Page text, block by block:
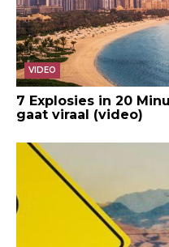
VIDEO
7 Explosies in 20
gaat viraal (video)